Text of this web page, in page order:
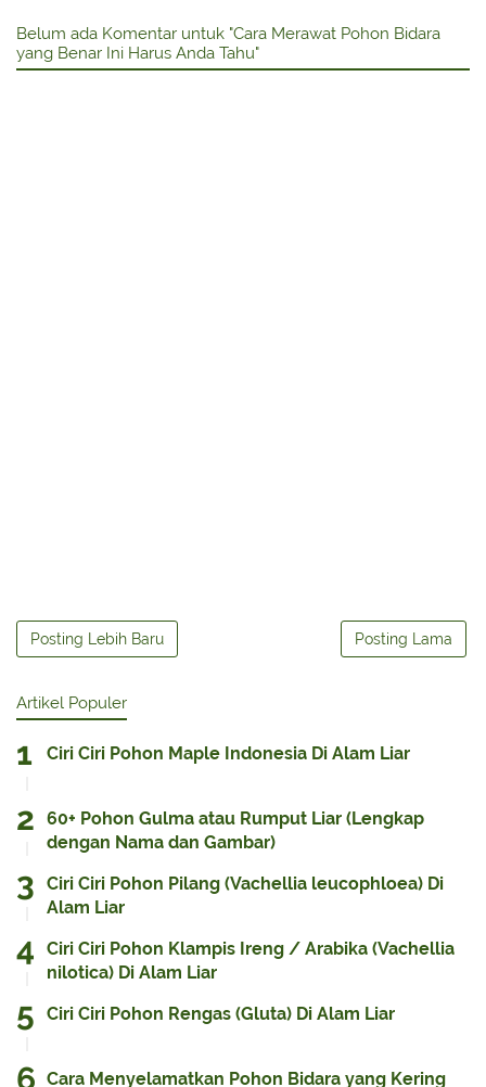
Belum ada Komentar untuk "Cara Merawat Pohon Bidara
yang Benar Ini Harus Anda Tahu"
Posting Lebih Baru Posting Lama
Artikel Populer
Ciri Ciri Pohon Maple Indonesia Di Alam Liar
60+ Pohon Gulma atau Rumput Liar (Lengkap
dengan Nama dan Gambar)
Ciri Ciri Pohon Pilang (Vachellia leucophloea) Di
Alam Liar
Ciri Ciri Pohon Klampis Ireng / Arabika (Vachellia
nilotica) Di Alam Liar
Ciri Ciri Pohon Rengas (Gluta) Di Alam Liar
Cara Menyelamatkan Pohon Bidara yang Kering